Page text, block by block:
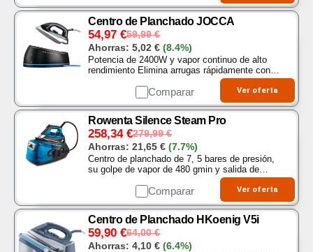
Centro de Planchado JOCCA
59,99€
54,97 €
Ahorras: 5,02 € (8.4%)
Potencia de 2400W y vapor continuo de alto
rendimiento Elimina arrugas rápidamente con un
flujo de vapor constante, ideal para todo tipo de
tejidos, desde los más gruesos hasta los…
Comparar Ver oferta
Rowenta Silence Steam Pro
279,99€
258,34 €
Ahorras: 21,65 € (7.7%)
Centro de planchado de 7, 5 bares de presión,
su golpe de vapor de 480 gmin y salida de
vapor de 140 gmin, eliminarán hasta las arrugas
más rebeldes para planchar los tejidos más
Comparar Ver oferta
Centro de Planchado HKoenig V5i
64,00€
59,90 €
Ahorras: 4,10 € (6.4%)